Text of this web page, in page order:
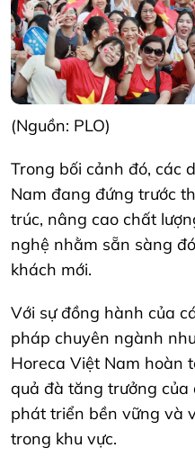
(Nguồn: PLO)
Trong bối cảnh đó, các
Nam đang đứng trước
trúc, nâng cao chất
nghệ nhằm sẵn sàng
khách mới.
Với sự đồng hành của
pháp chuyên ngành
Horeca Việt Nam hoàn
quả đà tăng trưởng của
phát triển bền vững và
trong khu vực.